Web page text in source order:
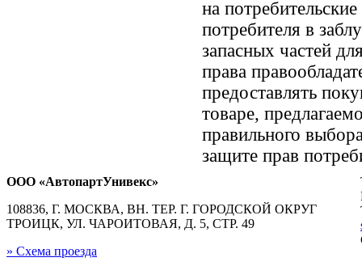
на
потребителя в
запасных частей
права
предоставлять
товаре,
правильного
защите прав
ООО «АвтопартУнивекс»
108836, Г. МОСКВА, ВН. ТЕР. Г. ГОРОДСКОЙ ОКРУГ
ТРОИЦК, УЛ. ЧАРОИТОВАЯ, Д. 5, СТР. 49
» Схема проезда